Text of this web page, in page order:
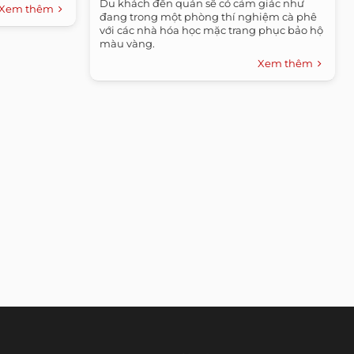
thêm
Du khách đến quán sẽ có cảm giác như
đang trong một phòng thí nghiệm cà phê
với các nhà hóa học mặc trang phục bảo hộ
màu vàng.
Xem thêm